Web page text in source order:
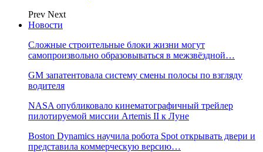
Prev Next
Новости
Сложные строительные блоки жизни могут
самопроизвольно образовываться в межзвёздной…
GM запатентовала систему смены полосы по взгляду
водителя
NASA опубликовало кинематографичный трейлер
пилотируемой миссии Artemis II к Луне
Boston Dynamics научила робота Spot открывать двери и
представила коммерческую версию…